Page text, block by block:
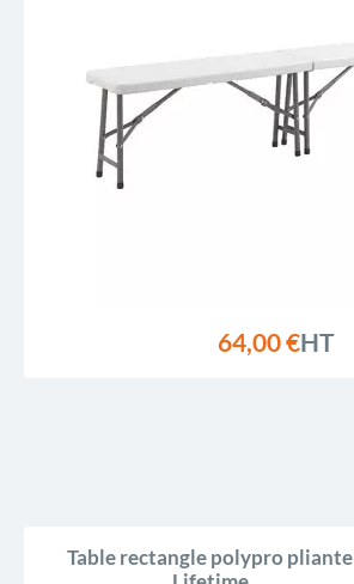
64,00 €HT
Table rectangle polypro pliante